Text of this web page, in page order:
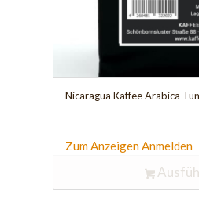
Nicaragua Kaffee Arabica
Zum Anzeigen Anmelden